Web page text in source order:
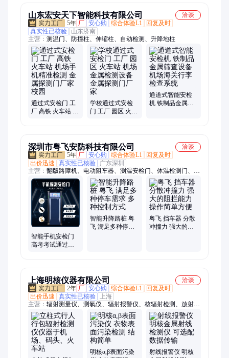
山东宏安天下智能科技有限公司
洽谈
5年 厂 安心购 综合体验L1
回复及时
真实性已核验
山东济南
主营： 测温门、防撞柱、伸缩柱、自动检测、升降地柱
通过式安检门 工
厂 高铁 火车站 机
学校通过式安检
门 工厂 园区 火车
通道式智能安检
机 铁制品金属筛
深圳市粤飞安防科技有限公司
洽谈
5年 厂 安心购 综合体验L1
回复及时
出价迅速
真实性已核验
广东深圳
主营： 翻版路障机、电动阻车器、测温安检门、体温检测门、车
底检测系统、车底排查检测仪、不锈钢阻车器、热成像测温仪、
智能防撞路障、全自动测温门、不锈钢挡路机、热成像测温门、
不锈钢升降柱、全自动升降柱、语音播报测温门、304不锈钢挡
路桩
智能手机安检门
高考考试通过式
智能升降路桩 粤
飞 满足多种停车
粤飞 挡车器 分散
冲撞力 强大的阻
上海明核仪器有限公司
洽谈
2年 厂 安心购 综合体验L1
回复及时
出价迅速
真实性已核验
上海
主营： 辐射测量仪、测氡仪、辐射报警仪、核辐射检测、放射性
检测器、剂量率仪、射线探测仪、射线射报警仪、氡气测量仪、
表面污染仪、辐射测试仪、辐射监测仪、车辆测量仪、辐射巡测
仪、表面沾污仪、放射性测定仪、放射性剂量仪、辐射剂量仪、
放射报警仪、废钢辐射测量仪、核辐射监测系统、表面污染测量
仪、个人剂量报警仪、辐射剂量报警仪
明核α,β表面污染
射线报警仪 明核